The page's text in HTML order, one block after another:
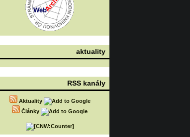
aktuality
RSS kanály
Aktuality
Články